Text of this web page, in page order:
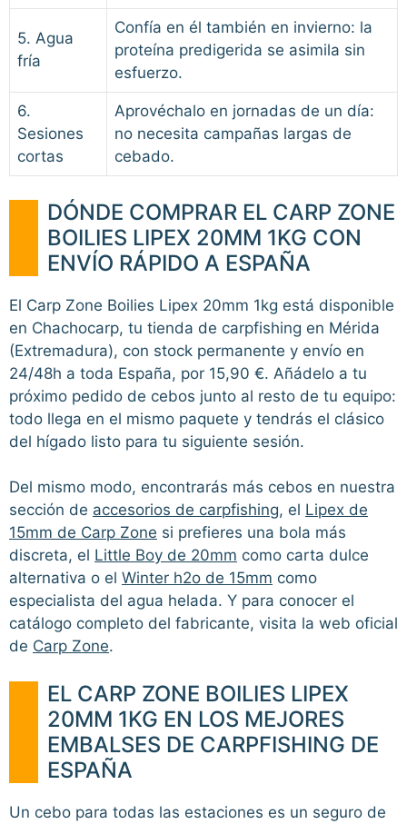
5. Agua
fría
Confía en él también en invierno: la
proteína predigerida se asimila sin
esfuerzo.
6.
Sesiones
cortas
Aprovéchalo en jornadas de un día:
no necesita campañas largas de
cebado.
DÓNDE COMPRAR EL CARP ZONE
BOILIES LIPEX 20MM 1KG CON
ENVÍO RÁPIDO A ESPAÑA
El Carp Zone Boilies Lipex 20mm 1kg está disponible
en Chachocarp, tu tienda de carpfishing en Mérida
(Extremadura), con stock permanente y envío en
24/48h a toda España, por 15,90 €. Añádelo a tu
próximo pedido de cebos junto al resto de tu equipo:
todo llega en el mismo paquete y tendrás el clásico
del hígado listo para tu siguiente sesión.
Del mismo modo, encontrarás más cebos en nuestra
sección de accesorios de carpfishing, el Lipex de
15mm de Carp Zone si prefieres una bola más
discreta, el Little Boy de 20mm como carta dulce
alternativa o el Winter h2o de 15mm como
especialista del agua helada. Y para conocer el
catálogo completo del fabricante, visita la web oficial
de Carp Zone.
EL CARP ZONE BOILIES LIPEX
20MM 1KG EN LOS MEJORES
EMBALSES DE CARPFISHING DE
ESPAÑA
Un cebo para todas las estaciones es un seguro de